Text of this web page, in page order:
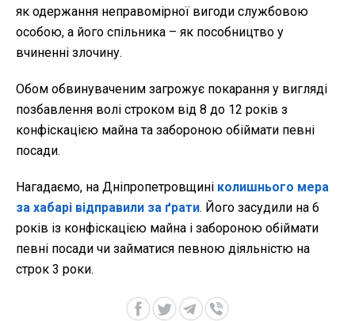
як одержання неправомірної вигоди службовою
особою, а його спільника – як пособництво у
вчиненні злочину.
Обом обвинуваченим загрожує покарання у вигляді
позбавлення волі строком від 8 до 12 років з
конфіскацією майна та забороною обіймати певні
посади.
Нагадаємо, на Дніпропетровщині колишнього мера
за хабарі відправили за ґрати. Його засудили на 6
років із конфіскацією майна і забороною обіймати
певні посади чи займатися певною діяльністю на
строк 3 роки.